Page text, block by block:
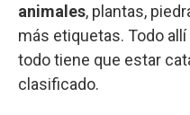
animales, plantas,
más etiquetas. Todo
todo tiene que estar
clasificado.